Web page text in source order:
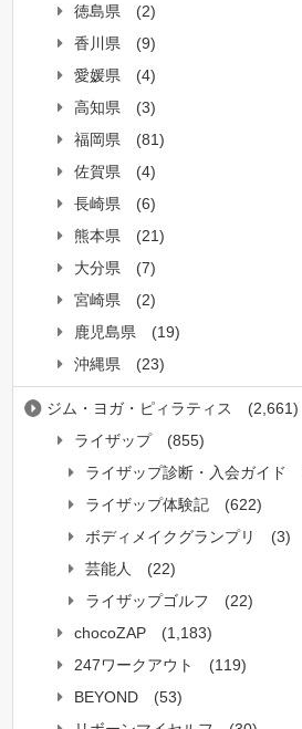
徳島県
(2)
香川県
(9)
愛媛県
(4)
高知県
(3)
福岡県
(81)
佐賀県
(4)
長崎県
(6)
熊本県
(21)
大分県
(7)
宮崎県
(2)
鹿児島県
(19)
沖縄県
(23)
ジム・ヨガ・ピィラティス
(2,661)
ライザップ
(855)
ライザップ診断・入会ガイド
ライザップ体験記
(622)
ボディメイクグランプリ
(3)
芸能人
(22)
ライザップゴルフ
(22)
chocoZAP
(1,183)
247ワークアウト
(119)
BEYOND
(53)